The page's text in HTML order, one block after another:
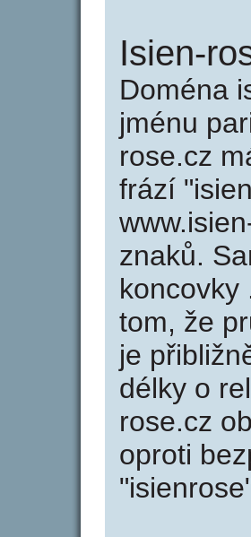
Isien-
Doména
jménu
rose.cz
frází
znaků.
koncovky
tom, že
je
délky o
rose.cz
oproti